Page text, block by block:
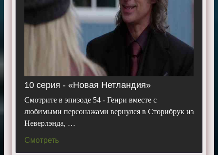
10 серия - «Новая Нетландия»
Смотрите в эпизоде 54 - Генри вместе с
любимыми персонажами вернулся в Сторибрук из
Неверлэнда, …
Смотреть